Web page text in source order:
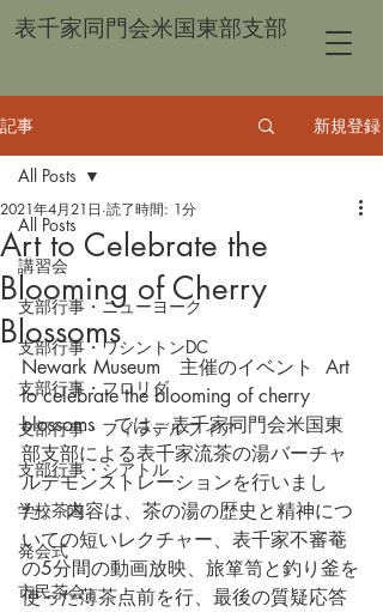
表千家同門会米国東部支部
記事 新規登録
All Posts
講習会
支部行事・ニューヨーク
支部行事・ワシントンDC
支部行事・フロリダ
支部行事・フィラデルフィア
支部行事・シアトル
学校茶道
発会式
市民茶会
All Posts
Art to Celebrate the
Blooming of Cherry
Blossoms
2021年4月21日 読了時間: 1分
Newark Museum　主催のイベント  Art
to celebrate the blooming of cherry
blossoms　では、表千家同門会米国東
部支部による表千家流茶の湯バーチャ
ルデモンストレーションを行いまし
た。 内容は、茶の湯の歴史と精神につ
いての短いレクチャー、表千家不審菴
の5分間の動画放映、旅箪笥と釣り釜を
使った薄茶点前を行、最後の質疑応答